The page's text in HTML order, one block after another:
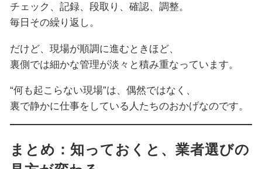
チェック、記録、段取り、確認、調整。
毎日その繰り返し。
だけど、現場が順調に進むときほど、
裏側では細かな管理が淡々と積み重なっています。
“何も起こらない現場”は、偶然ではなく、
裏で静かに仕事をしている人たちのおかげなのです。
まとめ：知っておくと、業者選びの